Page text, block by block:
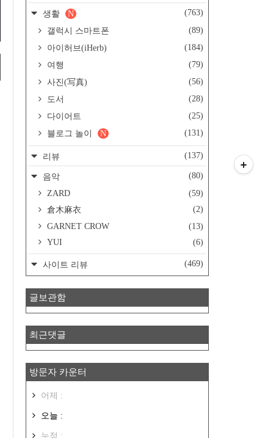
생활 (763)
N
갤럭시 스마트폰
(89)
아이허브(iHerb)
(184)
여행
(79)
사진(写真)
(56)
도서
(28)
다이어트
(25)
블로그 놀이
(131)
N
리뷰 (137)
음악
(80)
ZARD
(59)
倉木麻衣
(2)
GARNET CROW
(13)
YUI
(6)
사이트 리뷰 (469)
글보관함
최근댓글
방문자 카운터
어제 :
오늘 :
누적 :